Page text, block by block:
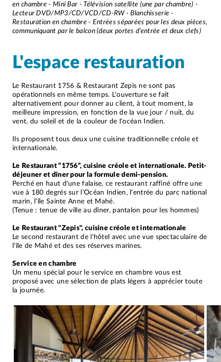
en chambre - Mini Bar - Télévision satellite (une par chambre) -
Lecteur DVD/MP3/CD/VCD/CD-RW - Blanchisserie -
Restauration en chambre - Entrées séparées pour les deux pièces,
communiquant par le balcon (deux portes d’entrée et deux clefs)
L'espace restauration
Le Restaurant 1756 & Restaurant Zepis ne sont pas
opérationnels en même temps. L'ouverture se fait
alternativement pour donner au client, à tout moment, la
meilleure impression, en fonction de la vue jour / nuit, du
vent, du soleil et de la couleur de l'océan Indien.
Ils proposent tous deux une cuisine traditionnelle créole et
internationale.
Le Restaurant “1756”, cuisine créole et internationale. Petit-
déjeuner et dîner pour la formule demi-pension.
Perché en haut d'une falaise, ce restaurant raffiné offre une
vue à 180 degrés sur l’Océan Indien, l’entrée du parc national
marin, l’île Sainte Anne et Mahé.
(Tenue : tenue de ville au dîner, pantalon pour les hommes)
Le Restaurant "Zepis", cuisine créole et internationale
Le second restaurant de l'hôtel avec une vue spectaculaire de
l'île de Mahé et des ses réserves marines.
Service en chambre
Un menu spécial pour le service en chambre vous est
proposé avec une sélection de plats légers à apprécier toute
la journée.